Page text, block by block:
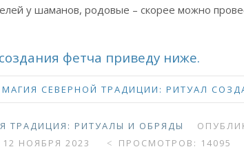
у шаманов, родовые – скорее можно
фетча приведу ниже.
СЕВЕРНОЙ ТРАДИЦИИ: РИТУАЛ
ТРАДИЦИЯ: РИТУАЛЫ И ОБРЯДЫ
12 НОЯБРЯ 2023
ПРОСМОТРОВ: 14095